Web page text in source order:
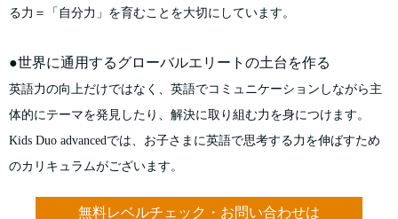
る力＝「自分力」を育むことを大切にしています。
●世界に通用するグローバルエリートの土台を作る
英語力の向上だけではなく、 英語でコミュニケーションしながら主
体的にテーマを発見したり、 解決に取り組む力を身につけます。
Kids Duo advancedでは、お子さまに英語で思考する力を伸ばすため
のカリキュラムがございます。
無料レベルチェック・お問い合わせは